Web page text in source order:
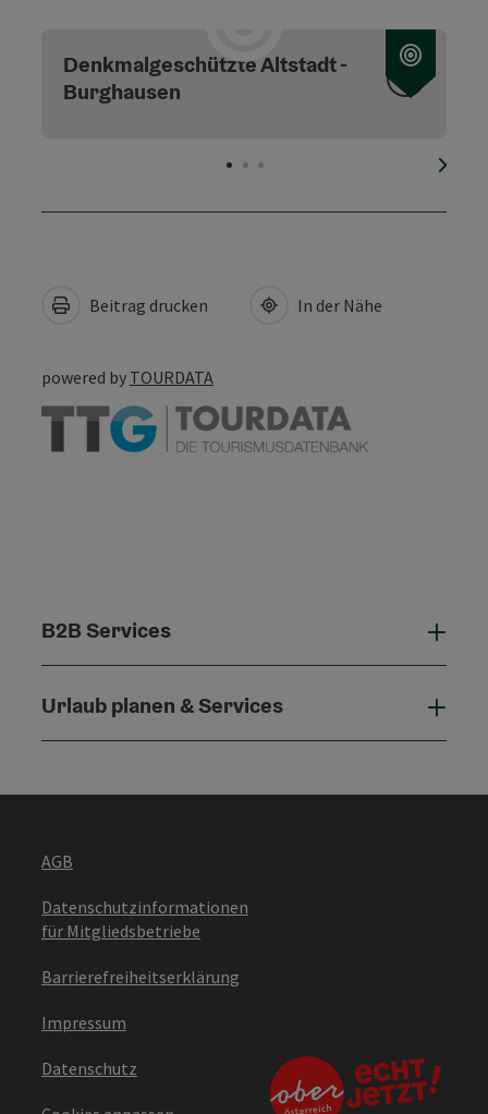
Denkmalgeschützte Altstadt -
Burghausen
Beitrag drucken In der Nähe
powered by TOURDATA
B2B Services
Urlaub planen & Services
AGB
Datenschutzinformationen
für Mitgliedsbetriebe
Barrierefreiheitserklärung
Impressum
Datenschutz